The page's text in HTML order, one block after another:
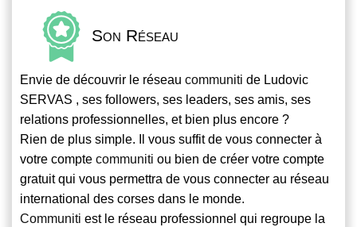
Son Réseau
Envie de découvrir le réseau communiti de Ludovic
SERVAS , ses followers, ses leaders, ses amis, ses
relations professionnelles, et bien plus encore ?
Rien de plus simple. Il vous suffit de vous connecter à
votre compte communiti ou bien de créer votre compte
gratuit qui vous permettra de vous connecter au réseau
international des corses dans le monde.
Communiti est le réseau professionnel qui regroupe la